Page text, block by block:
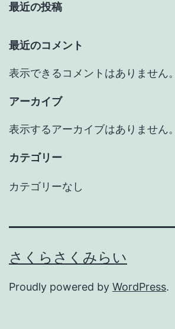
最近の投稿
最近のコメント
表示できるコメントはありません。
アーカイブ
表示するアーカイブはありません。
カテゴリー
カテゴリーなし
さくらさくみらい
Proudly powered by WordPress.